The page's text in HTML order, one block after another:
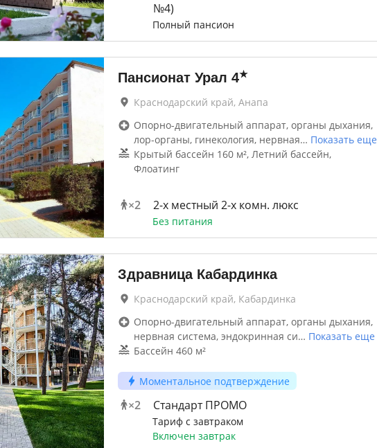
№4)
Полный пансион
Пансионат Урал 4★
Краснодарский край, Анапа
Опорно-двигательный аппарат, органы дыхания,
лор-органы, гинекология, нервная… Показать еще
Крытый бассейн 160 м², Летний бассейн,
Флоатинг
×2 2-x местный 2-х комн. люкс
Без питания
Здравница Кабардинка
Краснодарский край, Кабардинка
Опорно-двигательный аппарат, органы дыхания,
нервная система, эндокринная си… Показать еще
Бассейн 460 м²
Моментальное подтверждение
×2 Стандарт ПРОМО
Тариф с завтраком
Включен завтрак